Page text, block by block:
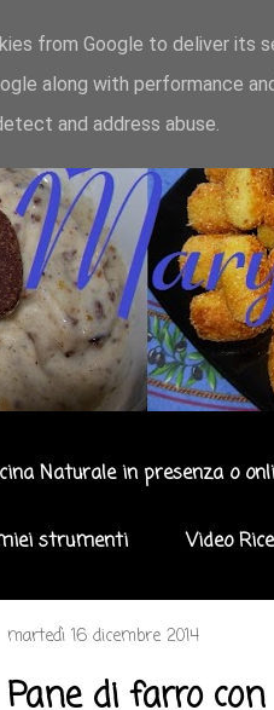
Naturale in presenza o
strumenti Video
martedì 16 dicembre 2014
Pane di farro
from Google to deliver its
along with performance
and address abuse.